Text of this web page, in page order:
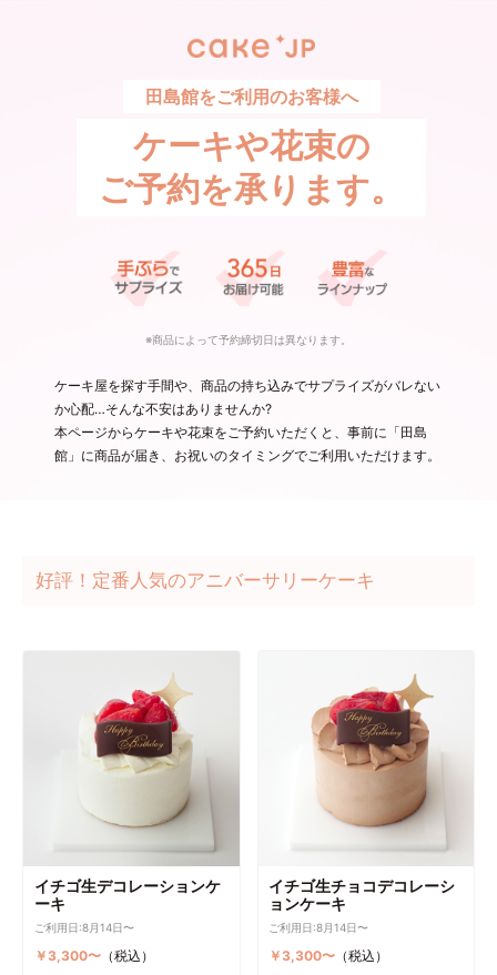
田島館をご利用のお客様へ
ケーキや花束の
ご予約を承ります。
※商品によって予約締切日は異なります。
ケーキ屋を探す手間や、商品の持ち込みでサプライズがバレない
か心配…そんな不安はありませんか?
本ページからケーキや花束をご予約いただくと、事前に「田島
館」に商品が届き、お祝いのタイミングでご利用いただけます。
好評！定番人気のアニバーサリーケーキ
イチゴ生デコレーションケ
ーキ
ご利用日:8月14日〜
￥3,300〜（税込）
イチゴ生チョコデコレーシ
ョンケーキ
ご利用日:8月14日〜
￥3,300〜 （税込）